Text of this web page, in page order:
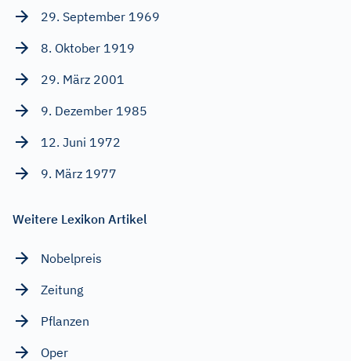
29. September 1969
8. Oktober 1919
29. März 2001
9. Dezember 1985
12. Juni 1972
9. März 1977
Weitere Lexikon Artikel
Nobelpreis
Zeitung
Pflanzen
Oper